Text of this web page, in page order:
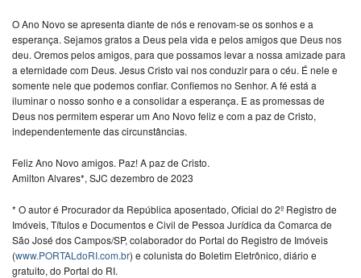
O Ano Novo se apresenta diante de nós e renovam-se os sonhos e a
esperança. Sejamos gratos a Deus pela vida e pelos amigos que Deus nos
deu. Oremos pelos amigos, para que possamos levar a nossa amizade para
a eternidade com Deus. Jesus Cristo vai nos conduzir para o céu. É nele e
somente nele que podemos confiar. Confiemos no Senhor. A fé está a
iluminar o nosso sonho e a consolidar a esperança. E as promessas de
Deus nos permitem esperar um Ano Novo feliz e com a paz de Cristo,
independentemente das circunstâncias.
Feliz Ano Novo amigos. Paz! A paz de Cristo.
Amilton Alvares*, SJC dezembro de 2023
* O autor é Procurador da República aposentado, Oficial do 2º Registro de
Imóveis, Títulos e Documentos e Civil de Pessoa Jurídica da Comarca de
São José dos Campos/SP, colaborador do Portal do Registro de Imóveis
(www.PORTALdoRI.com.br) e colunista do Boletim Eletrônico, diário e
gratuito, do Portal do RI.